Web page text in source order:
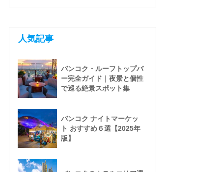
人気記事
バンコク・ルーフトップバ
ー完全ガイド｜夜景と個性
で巡る絶景スポット集
バンコク ナイトマーケッ
ト おすすめ６選【2025年
版】